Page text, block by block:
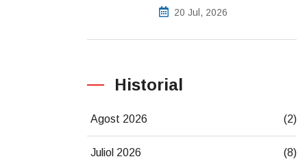
20 Jul, 2026
Historial
Agost 2026 (2)
Juliol 2026 (8)